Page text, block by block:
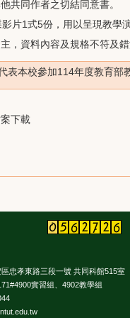
共同作者之切結同意書。
片1式5份，用以呈現教學演
，資料內容及規格不符及
本校參加114年度教育部
下載
忠孝東路三段一號 共同科館515室
實習組、4902教學組